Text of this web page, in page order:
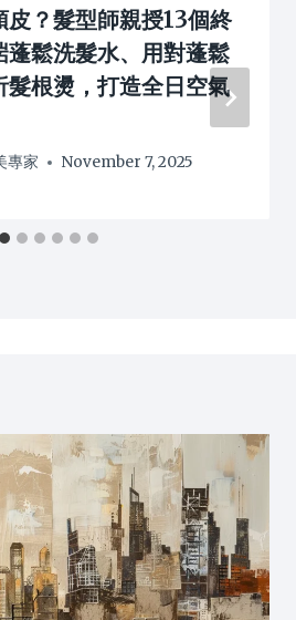
皮？髮型師親授13個終
蓬鬆洗髮水、用對蓬鬆
髮根燙，打造全日空氣
專家 November 7, 2025